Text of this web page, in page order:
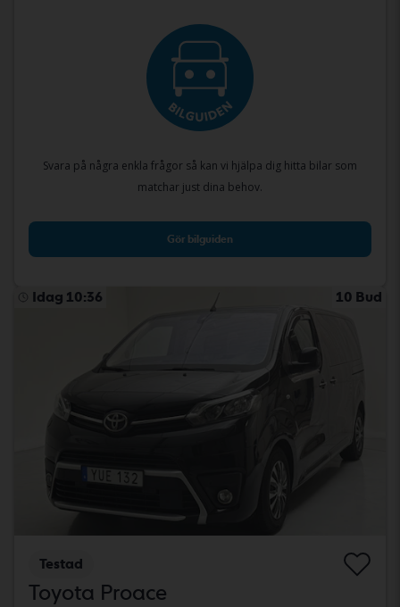
Svara på några enkla frågor så kan vi hjälpa dig hitta bilar som
matchar just dina behov.
Gör bilguiden
Idag 10:36 10 Bud
Testad
Toyota Proace